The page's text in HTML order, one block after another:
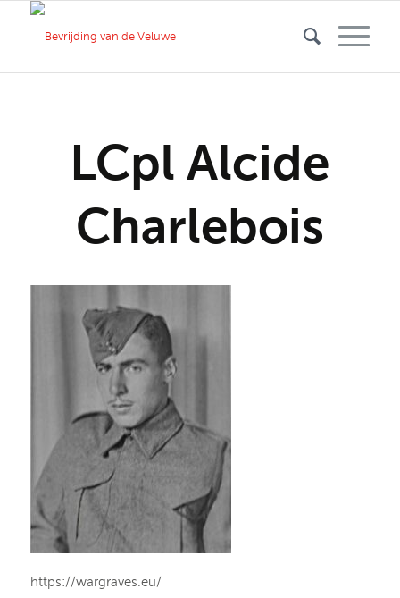
LCpl Alcide
Charlebois
https://wargraves.eu/